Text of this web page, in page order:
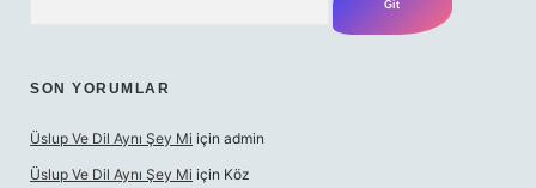
SON YORUMLAR
Üslup Ve Dil Aynı Şey Mi için admin
Üslup Ve Dil Aynı Şey Mi için Köz